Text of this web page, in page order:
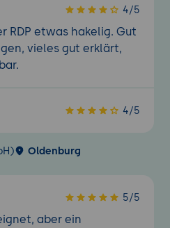
4/5
RDP etwas hakelig. Gut
vieles gut erklärt,
4/5
Oldenburg
5/5
aber ein